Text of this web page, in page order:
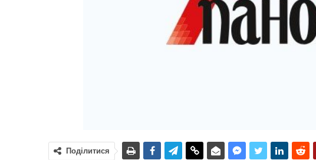
Поділитися